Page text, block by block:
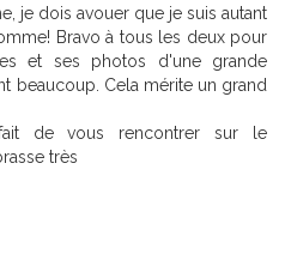
je dois avouer que je suis autant
Bravo à tous les deux pour
et ses photos d'une grande
beaucoup. Cela mérite un grand
de vous rencontrer sur le
très